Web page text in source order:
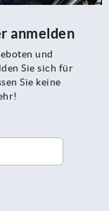
anmelden
und
Sie sich für
Sie keine